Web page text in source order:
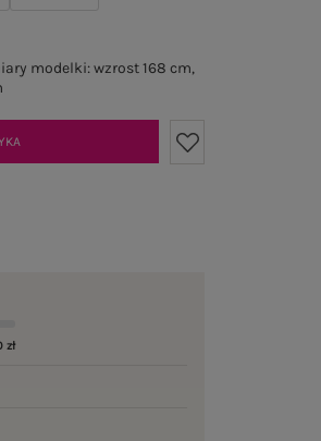
modelki: wzrost 168 cm,
zł